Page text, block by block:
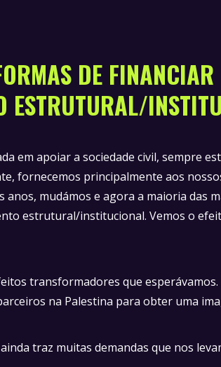
DE FINANCIAR
ESTRUTURAL/
em apoiar a sociedade civil, sempre
fornecemos principalmente aos
mudámos e agora a maioria das
estrutural/institucional. Vemos o
transformadores que
na Palestina para obter uma
traz muitas demandas que nos